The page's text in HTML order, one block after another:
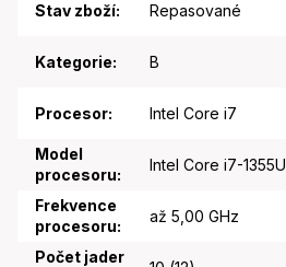
Stav zboží: Repasované
Kategorie: B
Procesor: Intel Core i7
Model
procesoru:
Intel Core i7-1355U
Frekvence
procesoru:
až 5,00 GHz
Počet jader